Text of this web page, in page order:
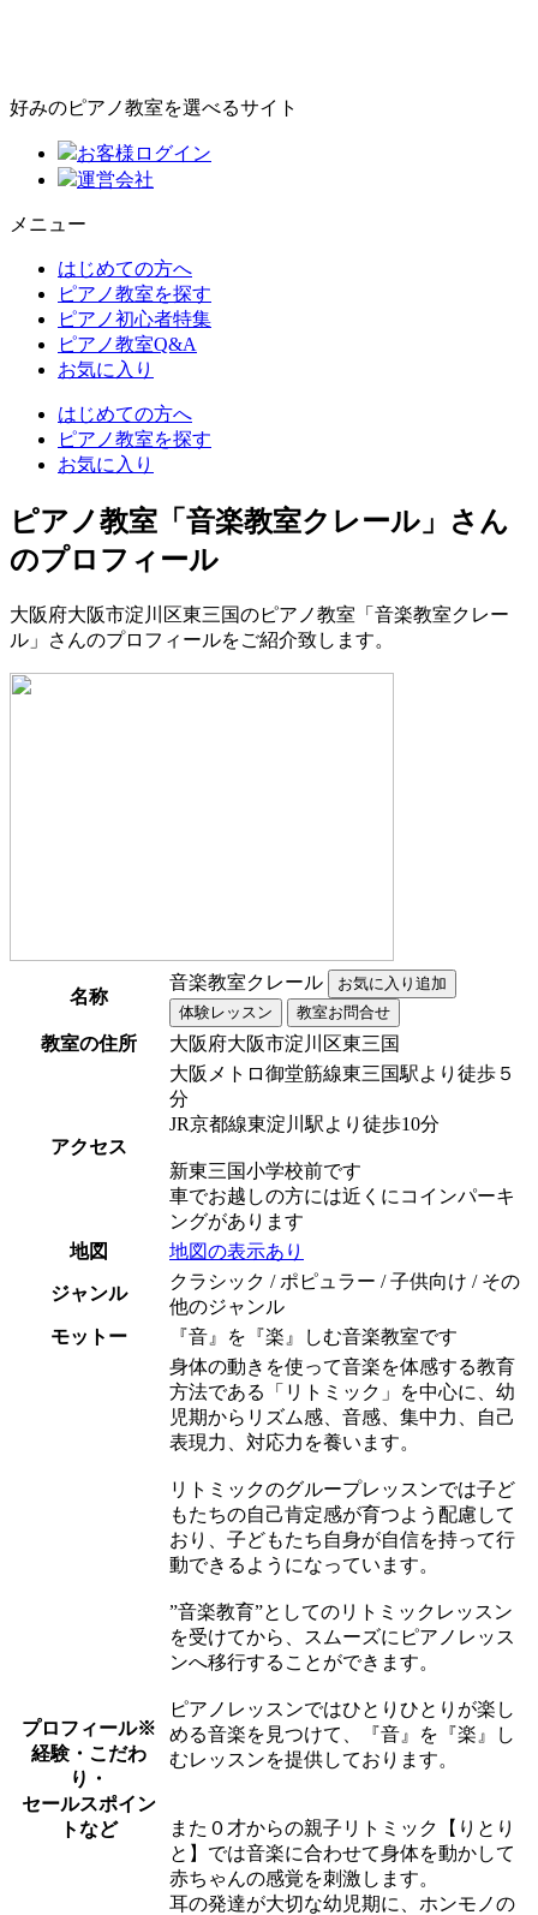
好みのピアノ教室を選べるサイト
お客様ログイン
運営会社
メニュー
はじめての方へ
ピアノ教室を探す
ピアノ初心者特集
ピアノ教室Q&A
お気に入り
はじめての方へ
ピアノ教室を探す
お気に入り
ピアノ教室「音楽教室クレール」さん
のプロフィール
大阪府大阪市淀川区東三国のピアノ教室「音楽教室クレー
ル」さんのプロフィールをご紹介致します。
名称
音楽教室クレール
教室の住所 大阪府大阪市淀川区東三国
アクセス
大阪メトロ御堂筋線東三国駅より徒歩５
分
JR京都線東淀川駅より徒歩10分
新東三国小学校前です
車でお越しの方には近くにコインパーキ
ングがあります
地図
地図の表示あり
ジャンル
クラシック / ポピュラー / 子供向け / その
他のジャンル
モットー
『音』を『楽』しむ音楽教室です
プロフィール※
経験・こだわ
り・
セールスポイン
トなど
身体の動きを使って音楽を体感する教育
方法である「リトミック」を中心に、幼
児期からリズム感、音感、集中力、自己
表現力、対応力を養います。
リトミックのグループレッスンでは子ど
もたちの自己肯定感が育つよう配慮して
おり、子どもたち自身が自信を持って行
動できるようになっています。
”音楽教育”としてのリトミックレッスン
を受けてから、スムーズにピアノレッス
ンへ移行することができます。
ピアノレッスンではひとりひとりが楽し
める音楽を見つけて、『音』を『楽』し
むレッスンを提供しております。
また０才からの親子リトミック【りとり
と】では音楽に合わせて身体を動かして
赤ちゃんの感覚を刺激します。
耳の発達が大切な幼児期に、ホンモノの